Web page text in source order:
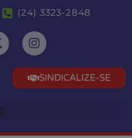
(24) 3323-2848
SINDICALIZE-SE